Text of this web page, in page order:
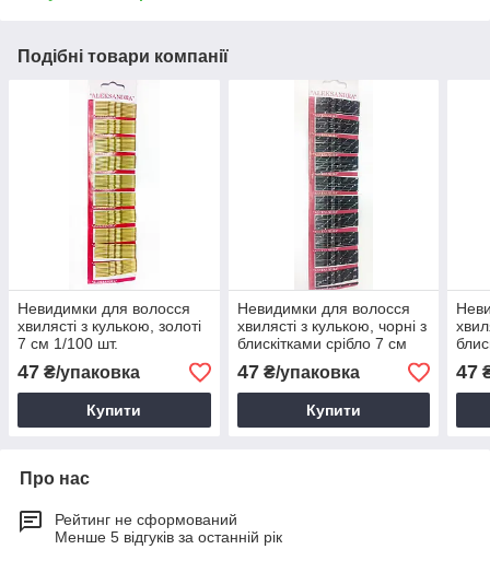
Подібні товари компанії
Невидимки для волосся
хвилясті з кулькою, золоті
7 см 1/100 шт.
47 ₴/упаковка
Купити
Невидимки для волосся
хвилясті з кулькою, чорні з
блискітками срібло 7 см
1/100 шт.
47₴/упаковка
Купити
1/
47
Про нас
Рейтинг не сформований
Менше 5 відгуків за останній рік